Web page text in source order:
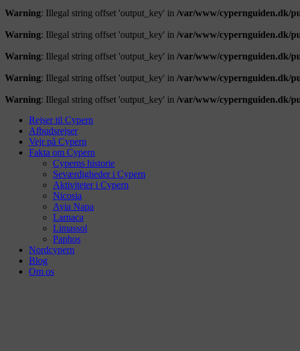
Warning: Illegal string offset 'output_key' in /var/www/cypernguiden.dk/
Warning: Illegal string offset 'output_key' in /var/www/cypernguiden.dk/
Warning: Illegal string offset 'output_key' in /var/www/cypernguiden.dk/
Warning: Illegal string offset 'output_key' in /var/www/cypernguiden.dk/
Warning: Illegal string offset 'output_key' in /var/www/cypernguiden.dk/
Rejser til Cypern
Afbudsrejser
Vejr på Cypern
Fakta om Cypern
Cyperns historie
Seværdigheder i Cypern
Aktiviteter i Cypern
Nicosia
Ayia Napa
Larnaca
Limassol
Paphos
Nordcypern
Blog
Om os